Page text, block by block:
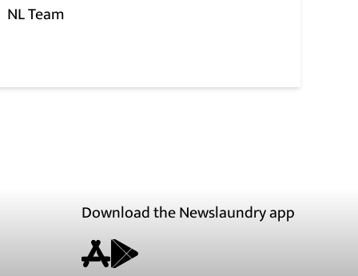
NL Team
Download the Newslaundry app